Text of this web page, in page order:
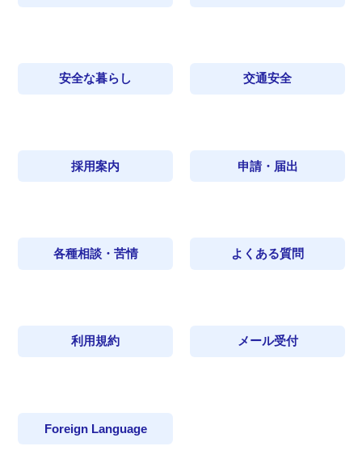
安全な暮らし 交通安全
採用案内 申請・届出
各種相談・苦情 よくある質問
利用規約 メール受付
Foreign Language